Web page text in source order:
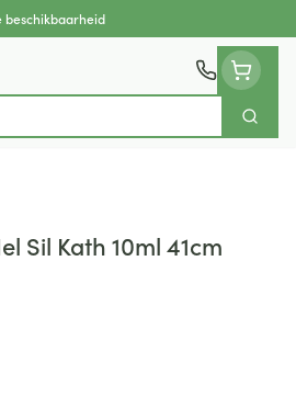
beschikbaarheid
Zoek
Sil Kath 10ml 41cm